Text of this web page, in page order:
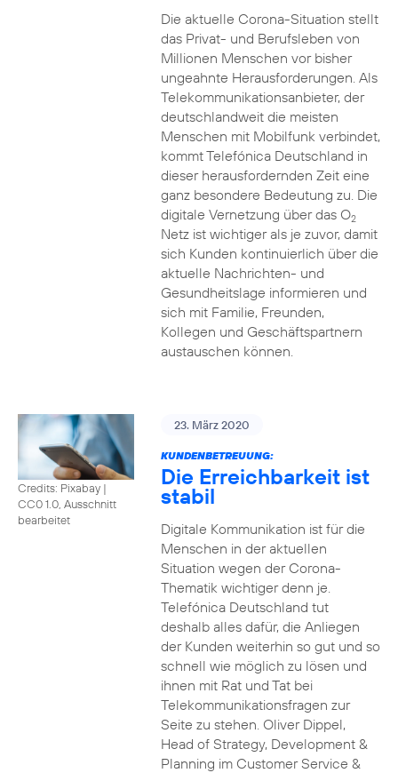
Die aktuelle Corona-Situation stellt
das Privat- und Berufsleben von
Millionen Menschen vor bisher
ungeahnte Herausforderungen. Als
Telekommunikationsanbieter, der
deutschlandweit die meisten
Menschen mit Mobilfunk verbindet,
kommt Telefónica Deutschland in
dieser herausfordernden Zeit eine
ganz besondere Bedeutung zu. Die
digitale Vernetzung über das O2
Netz ist wichtiger als je zuvor, damit
sich Kunden kontinuierlich über die
aktuelle Nachrichten- und
Gesundheitslage informieren und
sich mit Familie, Freunden,
Kollegen und Geschäftspartnern
austauschen können.
Credits: Pixabay |
CC0 1.0, Ausschnitt
bearbeitet
23. März 2020
KUNDENBETREUUNG:
Die Erreichbarkeit ist
stabil
Digitale Kommunikation ist für die
Menschen in der aktuellen
Situation wegen der Corona-
Thematik wichtiger denn je.
Telefónica Deutschland tut
deshalb alles dafür, die Anliegen
der Kunden weiterhin so gut und so
schnell wie möglich zu lösen und
ihnen mit Rat und Tat bei
Telekommunikationsfragen zur
Seite zu stehen. Oliver Dippel,
Head of Strategy, Development &
Planning im Customer Service &